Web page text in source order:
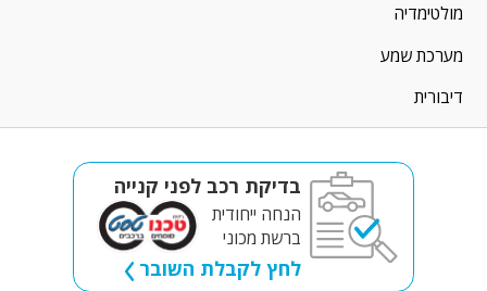
מולטימדיה
מערכת שמע
דיבורית
בדיקת רכב לפני קנייה
הנחה ייחודית
ברשת מכוני
לחץ לקבלת השובר